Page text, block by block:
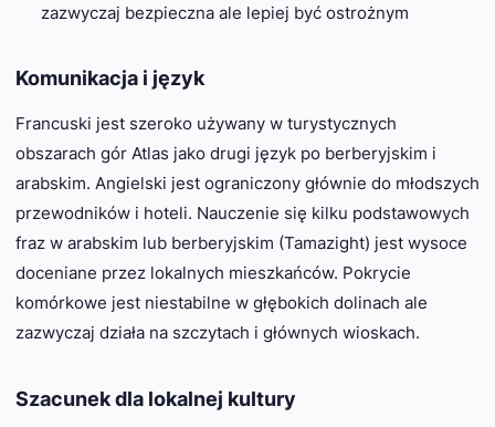
zazwyczaj bezpieczna ale lepiej być ostrożnym
Komunikacja i język
Francuski jest szeroko używany w turystycznych
obszarach gór Atlas jako drugi język po berberyjskim i
arabskim. Angielski jest ograniczony głównie do młodszych
przewodników i hoteli. Nauczenie się kilku podstawowych
fraz w arabskim lub berberyjskim (Tamazight) jest wysoce
doceniane przez lokalnych mieszkańców. Pokrycie
komórkowe jest niestabilne w głębokich dolinach ale
zazwyczaj działa na szczytach i głównych wioskach.
Szacunek dla lokalnej kultury